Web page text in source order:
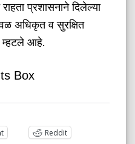
प्रशासनाने दिलेल्या
अधिकृत व सुरक्षित
म्हटले आहे.
Box
Reddit